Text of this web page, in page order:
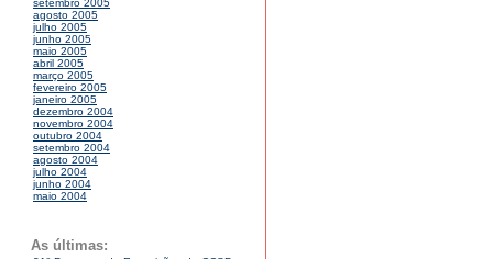
setembro 2005
agosto 2005
julho 2005
junho 2005
maio 2005
abril 2005
março 2005
fevereiro 2005
janeiro 2005
dezembro 2004
novembro 2004
outubro 2004
setembro 2004
agosto 2004
julho 2004
junho 2004
maio 2004
As últimas: